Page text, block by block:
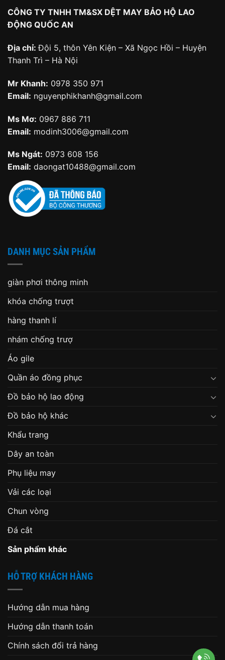
CÔNG TY TNHH TM&SX DỆT MAY BẢO HỘ LAO
ĐỘNG QUỐC AN
Địa chỉ:Đội 5, thôn Yên Kiện – Xã Ngọc Hồi – Huyện
Thanh Trì – Hà Nội
Mr Khanh: 0978 350 971
Email: nguyenphikhanh@gmail.com
Ms Mơ: 0967 886 711
Email: modinh3006@gmail.com
Ms Ngát: 0973 608 156
Email: daongat10488@gmail.com
DANH MỤC SẢN PHẨM
giàn phơi thông minh
khóa chống trượt
hàng thanh lí
nhám chống trượ
Áo gile
Quần áo đồng phục
Đồ bảo hộ lao động
Đồ bảo hộ khác
Khẩu trang
Dây an toàn
Phụ liệu may
Vải các loại
Chun vòng
Đá cắt
Sản phẩm khác
HỖ TRỢ KHÁCH HÀNG
Hướng dẫn mua hàng
Hướng dẫn thanh toán
Chính sách đổi trả hàng